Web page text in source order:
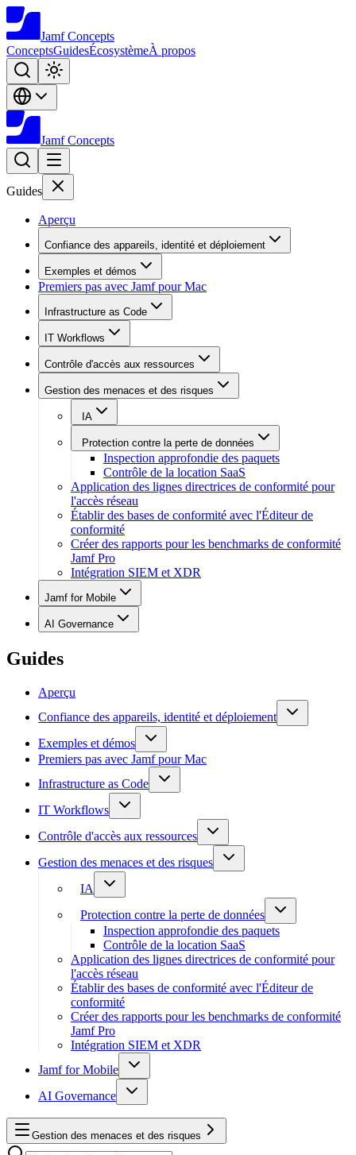
Jamf Concepts
ConceptsGuidesÉcosystèmeÀ propos
Jamf Concepts
Guides
Aperçu
Confiance des appareils, identité et déploiement
Exemples et démos
Premiers pas avec Jamf pour Mac
Infrastructure as Code
IT Workflows
Contrôle d'accès aux ressources
Gestion des menaces et des risques
IA
Protection contre la perte de données
Inspection approfondie des paquets
Contrôle de la location SaaS
Application des lignes directrices de conformité pour
l'accès réseau
Établir des bases de conformité avec l'Éditeur de
conformité
Créer des rapports pour les benchmarks de conformité
Jamf Pro
Intégration SIEM et XDR
Jamf for Mobile
AI Governance
Guides
Aperçu
Confiance des appareils, identité et déploiement
Exemples et démos
Premiers pas avec Jamf pour Mac
Infrastructure as Code
IT Workflows
Contrôle d'accès aux ressources
Gestion des menaces et des risques
IA
Protection contre la perte de données
Inspection approfondie des paquets
Contrôle de la location SaaS
Application des lignes directrices de conformité pour
l'accès réseau
Établir des bases de conformité avec l'Éditeur de
conformité
Créer des rapports pour les benchmarks de conformité
Jamf Pro
Intégration SIEM et XDR
Jamf for Mobile
AI Governance
Gestion des menaces et des risques